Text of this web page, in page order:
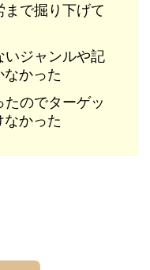
まで掘り下げて
いジャンルや記
かった
のでターゲッ
なかった